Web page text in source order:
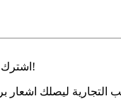
اشترك بقسم اعلانات المحلات والمكاتب التجارية مجاناً!
ليصلك اشعار